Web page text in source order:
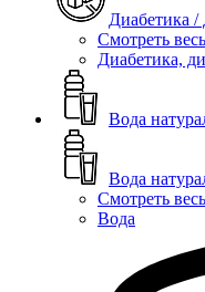
Диабетика /
Смотреть
Диабетика,
Вода
Вода
Смотреть
Вода